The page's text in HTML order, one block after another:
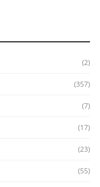
(2)
(357)
(7)
(17)
(23)
(55)